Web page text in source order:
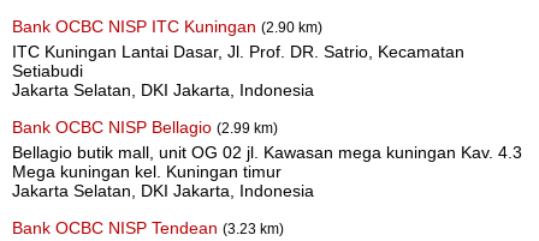
Bank OCBC NISP ITC Kuningan (2.90 km)
ITC Kuningan Lantai Dasar, Jl. Prof. DR. Satrio, Kecamatan
Setiabudi
Jakarta Selatan, DKI Jakarta, Indonesia
Bank OCBC NISP Bellagio (2.99 km)
Bellagio butik mall, unit OG 02 jl. Kawasan mega kuningan Kav. 4.3
Mega kuningan kel. Kuningan timur
Jakarta Selatan, DKI Jakarta, Indonesia
Bank OCBC NISP Tendean (3.23 km)